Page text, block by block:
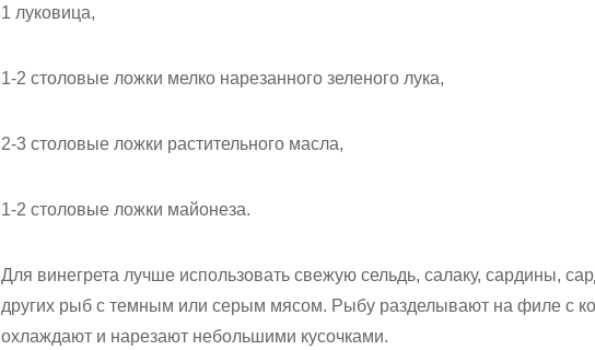
1 луковица,
1-2 столовые ложки мелко нарезанного зеленого лука,
2-3 столовые ложки растительного масла,
1-2 столовые ложки майонеза.
Для винегрета лучше использовать свежую сельдь, салаку, сардины,
других рыб с темным или серым мясом. Рыбу разделывают на филе с
охлаждают и нарезают небольшими кусочками.